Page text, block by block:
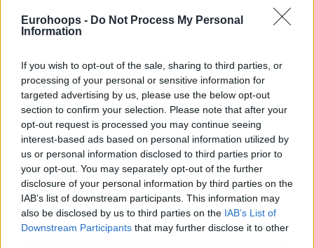
Eurohoops - Do Not Process My Personal
Information
If you wish to opt-out of the sale, sharing to third parties, or
processing of your personal or sensitive information for
targeted advertising by us, please use the below opt-out
section to confirm your selection. Please note that after your
opt-out request is processed you may continue seeing
interest-based ads based on personal information utilized by
us or personal information disclosed to third parties prior to
your opt-out. You may separately opt-out of the further
disclosure of your personal information by third parties on the
IAB’s list of downstream participants. This information may
also be disclosed by us to third parties on the IAB’s List of
Downstream Participants that may further disclose it to other
Por Semih Tuna/Stuna@eurohoops.net
Anadolu Efestendrá que continuar la temporada sin su
pívot lesionado, Vincent Poirier.
El pívot francés se lesionó durante el primer partido de las